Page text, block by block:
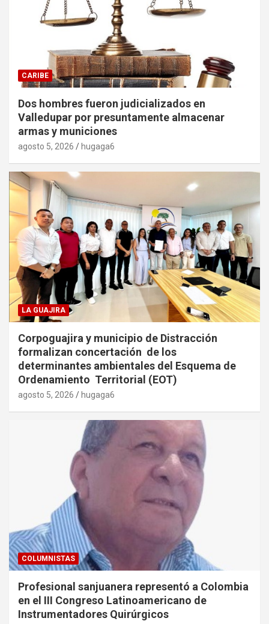
CARIBE
Dos hombres fueron judicializados en
Valledupar por presuntamente almacenar
armas y municiones
agosto 5, 2026 hugaga6
LA GUAJIRA
Corpoguajira y municipio de Distracción
formalizan concertación de los
determinantes ambientales del Esquema de
Ordenamiento Territorial (EOT)
agosto 5, 2026 hugaga6
COLUMNISTAS
Profesional sanjuanera representó a Colombia
en el III Congreso Latinoamericano de
Instrumentadores Quirúrgicos